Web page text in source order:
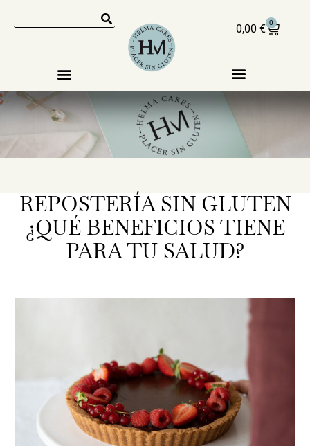
0,00 € 0
REPOSTERÍA SIN GLUTEN
¿QUÉ BENEFICIOS TIENE
PARA TU SALUD?